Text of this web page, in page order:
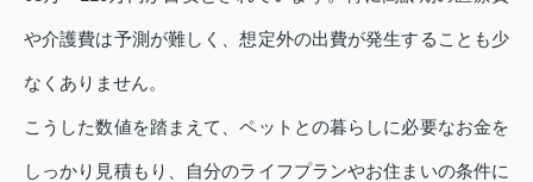
や介護費は予測が難しく、想定外の出費が発生することも少
なくありません。
こうした数値を踏まえて、ペットとの暮らしに必要なお金を
しっかり見積もり、自分のライフプランやお住まいの条件に